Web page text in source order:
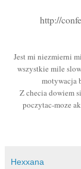
http://
Jest mi niezmierni
wszystkie mile
motywacja
Z checia dowiem
poczytac-moze
Hexxana